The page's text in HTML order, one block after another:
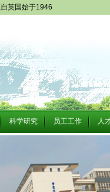
英国始于1946
科学研究 员工工作 人